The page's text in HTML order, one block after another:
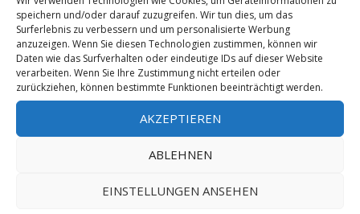
speichern und/oder darauf zuzugreifen. Wir tun dies, um das
Surferlebnis zu verbessern und um personalisierte Werbung
anzuzeigen. Wenn Sie diesen Technologien zustimmen, können wir
Daten wie das Surfverhalten oder eindeutige IDs auf dieser Website
verarbeiten. Wenn Sie Ihre Zustimmung nicht erteilen oder
zurückziehen, können bestimmte Funktionen beeinträchtigt werden.
AKZEPTIEREN
ABLEHNEN
EINSTELLUNGEN ANSEHEN
HINTERLASSE EINE ANTWORT
Deine E-Mail-Adresse wird nicht
veröffentlicht.Erforderliche Felder
markiert